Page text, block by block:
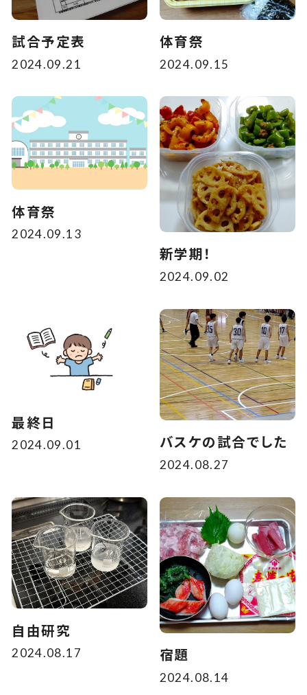
試合予定表
2024.09.21
体育祭
2024.09.15
体育祭
2024.09.13
新学期！
2024.09.02
最終日
2024.09.01 バスケの試合でした
2024.08.27
自由研究
2024.08.17 宿題
2024.08.14